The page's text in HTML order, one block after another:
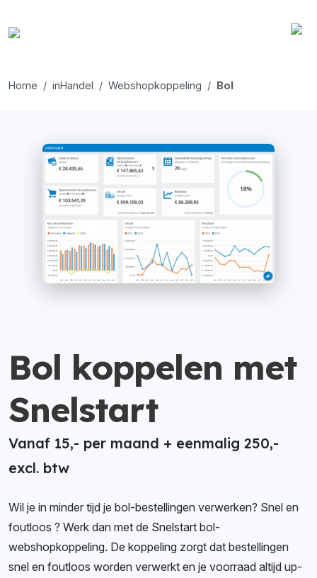
Home inHandel Webshopkoppeling Bol
Bol koppelen met
Snelstart
Vanaf 15,- per maand + eenmalig 250,-
excl. btw
Wil je in minder tijd je bol-bestellingen verwerken? Snel en
foutloos ? Werk dan met de Snelstart bol-
webshopkoppeling. De koppeling zorgt dat bestellingen
snel en foutloos worden verwerkt en je voorraad altijd up-